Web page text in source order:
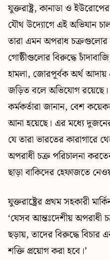
যুক্তরাষ্ট্র, কানাডা ও
যৌথ উদ্যোগে এই অভিযান
তারা এমন অপরাধ চক্রগুলোর
গোষ্ঠীগুলোর বিরুদ্ধে
হামলা, জোরপূর্বক অর্থ আদায়
জড়িত বলে অভিযোগ রয়েছে।
কর্মকর্তারা জানান, বেশ
আনা হয়েছে। এর মধ্যে
যে তারা ভারতের কারাগারে
অপরাধী চক্র পরিচালনা
ছাড়া বাকিদের হেফাজতে
যুক্তরাষ্ট্রের প্রথম সহকারী
‘যেসব আন্তঃদেশীয় অপরাধী
ছড়ায়, তাদের বিরুদ্ধে বিচার
শক্তি প্রয়োগ করা হবে।’